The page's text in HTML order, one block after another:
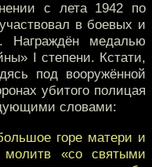
с лета 1942 по
в боевых и
Награждён медалью
I степени. Кстати,
под вооружённой
убитого полицая
словами:
горе матери и
«со святыми